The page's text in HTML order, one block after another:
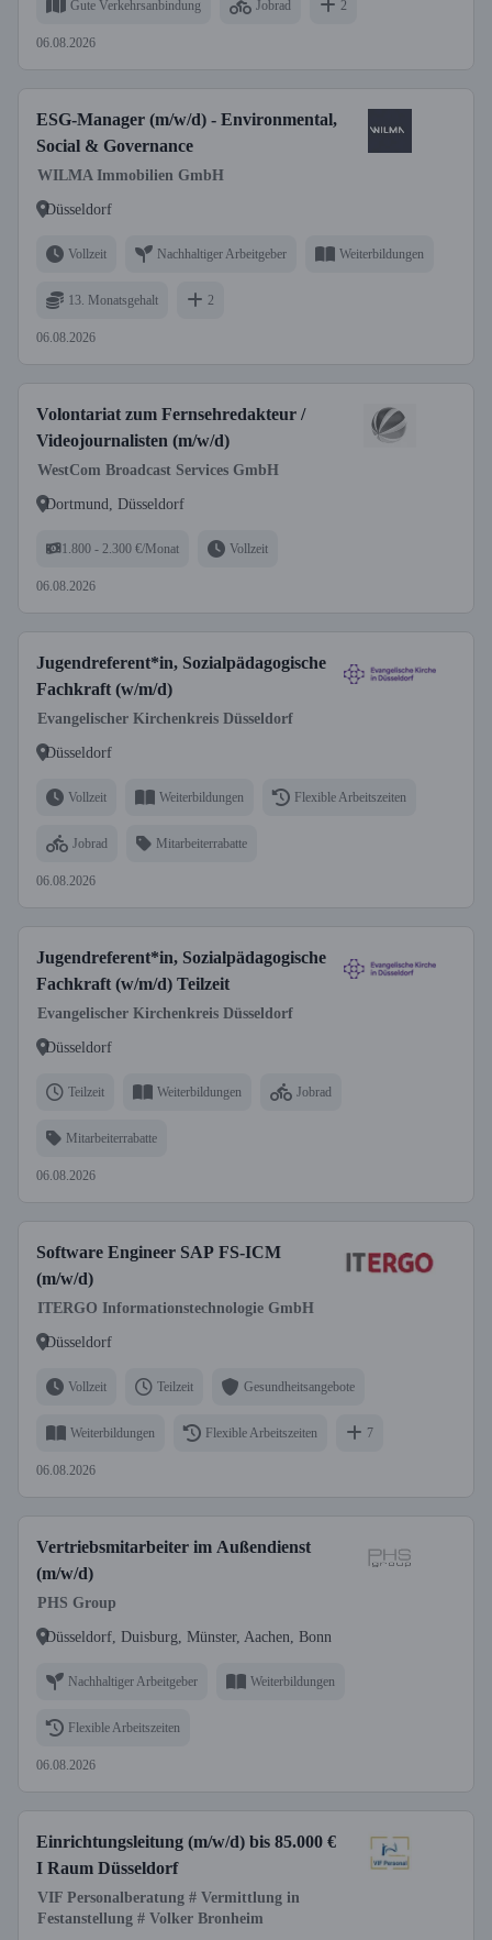
Gute Verkehrsanbindung Jobrad 2
06.08.2026
ESG-Manager (m/w/d) - Environmental,
Social & Governance
WILMA Immobilien GmbH
Düsseldorf
Vollzeit Nachhaltiger Arbeitgeber Weiterbildungen
13. Monatsgehalt 2
06.08.2026
Volontariat zum Fernsehredakteur /
Videojournalisten (m/w/d)
WestCom Broadcast Services GmbH
Dortmund, Düsseldorf
1.800 - 2.300 €/Monat Vollzeit
06.08.2026
Jugendreferent*in, Sozialpädagogische
Fachkraft (w/m/d)
Evangelischer Kirchenkreis Düsseldorf
Düsseldorf
Vollzeit Weiterbildungen Flexible Arbeitszeiten
Jobrad Mitarbeiterrabatte
06.08.2026
Jugendreferent*in, Sozialpädagogische
Fachkraft (w/m/d) Teilzeit
Evangelischer Kirchenkreis Düsseldorf
Düsseldorf
Teilzeit Weiterbildungen Jobrad
Mitarbeiterrabatte
06.08.2026
Software Engineer SAP FS-ICM
(m/w/d)
ITERGO Informationstechnologie GmbH
Düsseldorf
Vollzeit Teilzeit Gesundheitsangebote
Weiterbildungen Flexible Arbeitszeiten 7
06.08.2026
Vertriebsmitarbeiter im Außendienst
(m/w/d)
PHS Group
Düsseldorf, Duisburg, Münster, Aachen, Bonn
Nachhaltiger Arbeitgeber Weiterbildungen
Flexible Arbeitszeiten
06.08.2026
Einrichtungsleitung (m/w/d) bis 85.000 €
I Raum Düsseldorf
VIF Personalberatung # Vermittlung in
Festanstellung # Volker Bronheim